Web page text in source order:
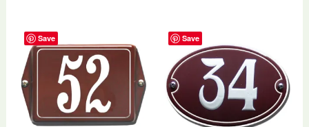
Save Save